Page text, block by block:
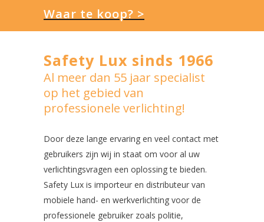
Waar te koop? >
Safety Lux sinds 1966
Al meer dan 55 jaar specialist
op het gebied van
professionele verlichting!
Door deze lange ervaring en veel contact met
gebruikers zijn wij in staat om voor al uw
verlichtingsvragen een oplossing te bieden.
Safety Lux is importeur en distributeur van
mobiele hand- en werkverlichting voor de
professionele gebruiker zoals politie,